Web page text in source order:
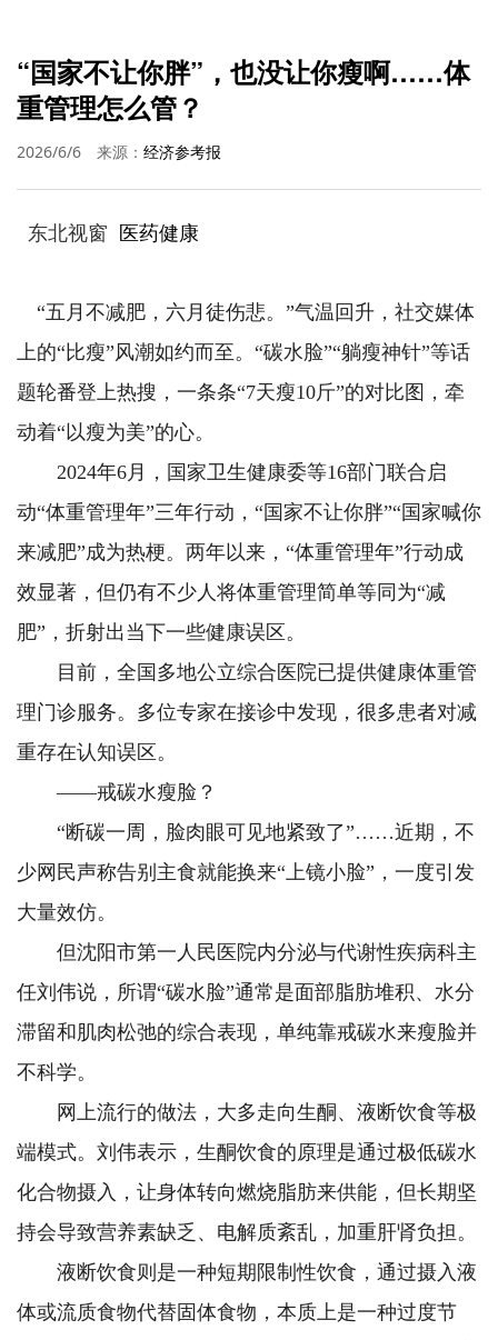
“国家不让你胖”，也没让你瘦啊……体
重管理怎么管？
2026/6/6 来源： 经济参考报
东北视窗 医药健康
“五月不减肥，六月徒伤悲。”气温回升，社交媒体
上的“比瘦”风潮如约而至。“碳水脸”“躺瘦神针”等话
题轮番登上热搜，一条条“7天瘦10斤”的对比图，牵
动着“以瘦为美”的心。
2024年6月，国家卫生健康委等16部门联合启
动“体重管理年”三年行动，“国家不让你胖”“国家喊你
来减肥”成为热梗。两年以来，“体重管理年”行动成
效显著，但仍有不少人将体重管理简单等同为“减
肥”，折射出当下一些健康误区。
目前，全国多地公立综合医院已提供健康体重管
理门诊服务。多位专家在接诊中发现，很多患者对减
重存在认知误区。
——戒碳水瘦脸？
“断碳一周，脸肉眼可见地紧致了”……近期，不
少网民声称告别主食就能换来“上镜小脸”，一度引发
大量效仿。
但沈阳市第一人民医院内分泌与代谢性疾病科主
任刘伟说，所谓“碳水脸”通常是面部脂肪堆积、水分
滞留和肌肉松弛的综合表现，单纯靠戒碳水来瘦脸并
不科学。
网上流行的做法，大多走向生酮、液断饮食等极
端模式。刘伟表示，生酮饮食的原理是通过极低碳水
化合物摄入，让身体转向燃烧脂肪来供能，但长期坚
持会导致营养素缺乏、电解质紊乱，加重肝肾负担。
液断饮食则是一种短期限制性饮食，通过摄入液
体或流质食物代替固体食物，本质上是一种过度节